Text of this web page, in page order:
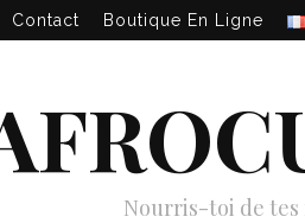
Contact Boutique En Ligne
Nourris-toi de tes